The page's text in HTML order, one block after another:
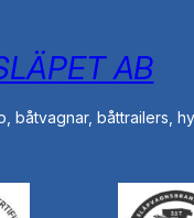
AB
båtvagnar, båttrailers,